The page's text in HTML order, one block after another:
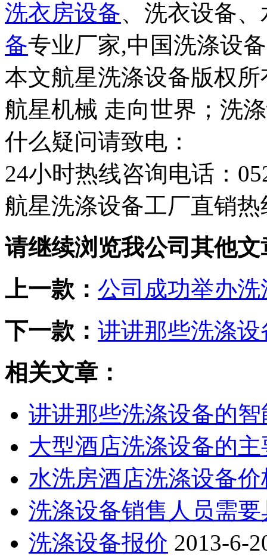
洗衣房设备、洗衣设备
备专业厂家,中国洗涤设
本文航星洗涤设备版权
航星机械 走向世界；洗
什么疑问请致电：
24小时热线咨询电话：
航星洗涤设备工厂直销热
请继续浏览我公司其他文
上一款： 公司成功举办
下一款： 讲讲那些洗涤
相关文章：
讲讲那些洗涤设备的
大型酒店洗涤设备的
水洗房酒店洗涤设备
洗涤设备销售人员需
洗涤设备报价 2013-6-